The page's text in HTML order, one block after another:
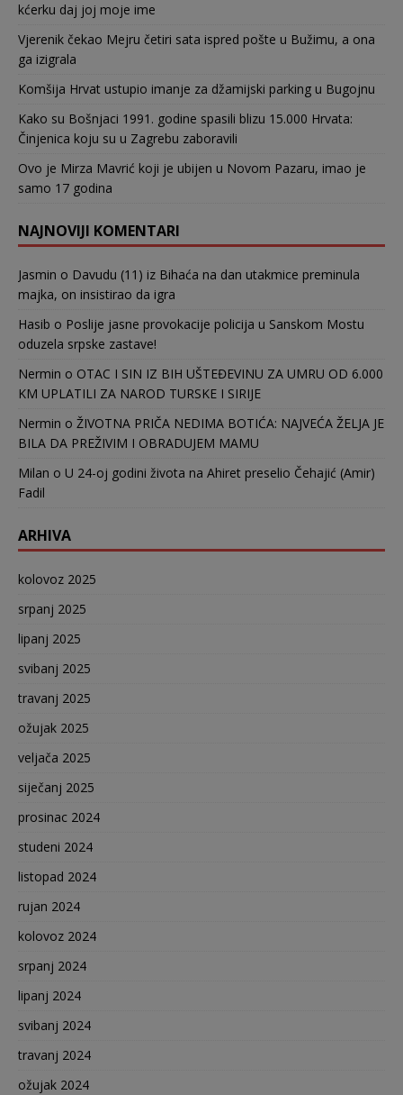
kćerku daj joj moje ime
Vjerenik čekao Mejru četiri sata ispred pošte u Bužimu, a ona
ga izigrala
Komšija Hrvat ustupio imanje za džamijski parking u Bugojnu
Kako su Bošnjaci 1991. godine spasili blizu 15.000 Hrvata:
Činjenica koju su u Zagrebu zaboravili
Ovo je Mirza Mavrić koji je ubijen u Novom Pazaru, imao je
samo 17 godina
NAJNOVIJI KOMENTARI
Jasmin o Davudu (11) iz Bihaća na dan utakmice preminula
majka, on insistirao da igra
Hasib o Poslije jasne provokacije policija u Sanskom Mostu
oduzela srpske zastave!
Nermin o OTAC I SIN IZ BIH UŠTEĐEVINU ZA UMRU OD 6.000
KM UPLATILI ZA NAROD TURSKE I SIRIJE
Nermin o ŽIVOTNA PRIČA NEDIMA BOTIĆA: NAJVEĆA ŽELJA JE
BILA DA PREŽIVIM I OBRADUJEM MAMU
Milan o U 24-oj godini života na Ahiret preselio Čehajić (Amir)
Fadil
ARHIVA
kolovoz 2025
srpanj 2025
lipanj 2025
svibanj 2025
travanj 2025
ožujak 2025
veljača 2025
siječanj 2025
prosinac 2024
studeni 2024
listopad 2024
rujan 2024
kolovoz 2024
srpanj 2024
lipanj 2024
svibanj 2024
travanj 2024
ožujak 2024